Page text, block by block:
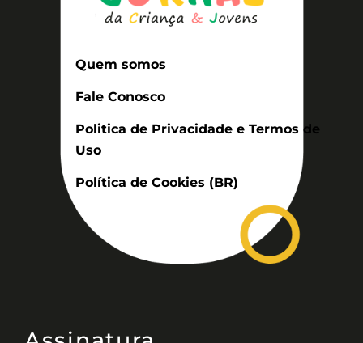
Quem somos
Fale Conosco
Politica de Privacidade e Termos de
Uso
Política de Cookies (BR)